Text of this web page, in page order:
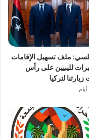
ملف تسهيل الإقامات
لليبيين على رأس
زيارتنا لتركيا